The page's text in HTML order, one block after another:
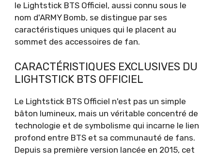
le Lightstick BTS Officiel, aussi connu sous le
nom d'ARMY Bomb, se distingue par ses
caractéristiques uniques qui le placent au
sommet des accessoires de fan.
CARACTÉRISTIQUES EXCLUSIVES DU
LIGHTSTICK BTS OFFICIEL
Le Lightstick BTS Officiel n'est pas un simple
bâton lumineux, mais un véritable concentré de
technologie et de symbolisme qui incarne le lien
profond entre BTS et sa communauté de fans.
Depuis sa première version lancée en 2015, cet